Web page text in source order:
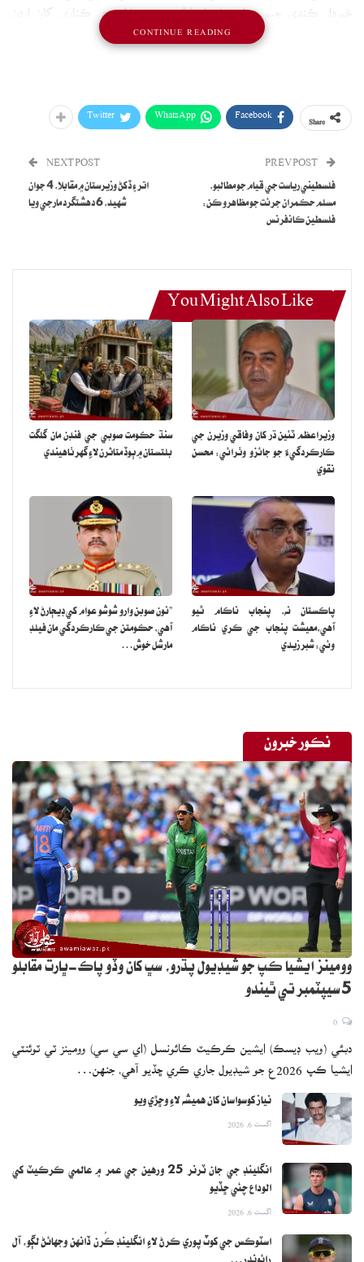
خبردار ڪندي چيو ته ان سان فسلطينين جي اولهندي ڪناري کان اردن
طرف جبري بي دخلي جو مثال قائم ٿي ويندو. هن چيو ته جيڪڏهن ائين
ٿئي ٿو ته مان مصر جي عوام کي چوندس ته هو ٻاهر نڪري ۽ هن تجويز
Facebook
WhatsApp
Twitter
فلسطيني رياست جي قيام جو مطالبو،
مسلم حڪمران جرئت جو مظاهرو ڪن:
فلسطين ڪانفرنس
NEXT POST
اتر ۽ ڏکڻ وزيرستان ۾ مقابلا، 4 جوان
شهيد، 6 دهشتگرد مارجي ويا
You Might Also Like
وزيراعظم ٽئين ڌر کان وفاقي وزيرن جي
ڪارڪردگيءَ جو جائزو وٺرائي: محسن
نقوي
سنڌ حڪومت صوبي جي فنڊن مان گلگت
بلتستان ۾ ٻوڏ متاثرن لاءِ گهر ٺاهيندي
پاڪستان نه، پنجاب ناڪام ٿيو
آهي،معيشت پنجاب جي ڪري ناڪام
وئي: شبر زيدي
”نون صوبن وارو شوشو عوام کي ڊيڄارڻ لاءِ
آهي، حڪومتن جي ڪارڪردگي مان فيلڊ
مارشل خوش…
نڪور خبرون
وومينز ايشيا ڪپ جو شيڊيول پڌرو، سڀ کان وڏو پاڪ-ڀارت مقابلو
5 سيپٽمبر تي ٿيندو
دبئي (ويب ڊيسڪ) ايشين ڪرڪيٽ ڪائونسل (اي سي سي) وومينز ٽي ٽوئنٽي
ايشيا ڪپ 2026ع جو شيڊيول جاري ڪري ڇڏيو آهي، جنهن…
نياز کوسواسان کان هميشه لاءِ وڇڙي ويو
اگست 6, 2026
انگلينڊ جي جان ٽرنر 25 ورهين جي عمر ۾ عالمي ڪرڪيٽ کي
الوداع چئي ڇڏيو
اگست 6, 2026
اسٽوڪس جي کوٽ پوري ڪرڻ لاءِ انگلينڊ ڪُرن ڏانهن وجهائڻ لڳو، آل